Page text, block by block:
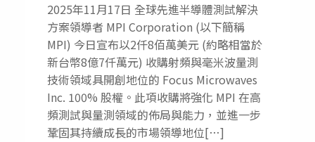
2025年11月17日 全球先進半導體測試解決
方案領導者 MPI Corporation (以下簡稱
MPI) 今日宣布以2仟8佰萬美元 (約略相當於
新台幣8億7仟萬元) 收購射頻與毫米波量測
技術領域具開創地位的 Focus Microwaves
Inc. 100% 股權。此項收購將強化 MPI 在高
頻測試與量測領域的佈局與能力，並進一步
鞏固其持續成長的市場領導地位[…]